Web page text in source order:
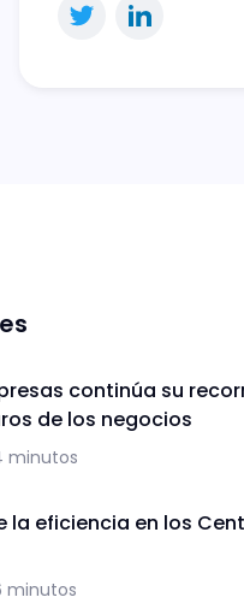
continúa su
de los negocios
minutos
la eficiencia en los
minutos